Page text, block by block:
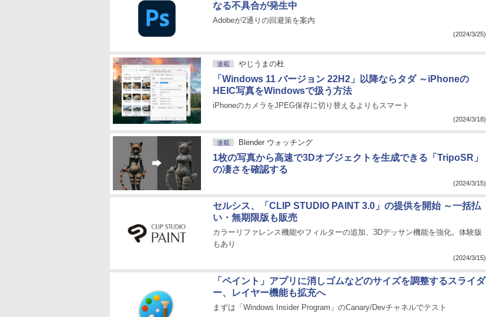
なる不具合が発生中
Adobeが2通りの回避策を案内
(2024/3/25)
連載 やじうまの杜
「Windows 11 バージョン 22H2」以降ならタダ ～iPhoneの
HEIC写真をWindowsで扱う方法
iPhoneのカメラをJPEG保存に切り替えるよりもスマート
(2024/3/18)
連載 Blender ウォッチング
1枚の写真から高速で3Dオブジェクトを生成できる「TripoSR」
の凄さを確認する
(2024/3/15)
セルシス、「CLIP STUDIO PAINT 3.0」の提供を開始 ～一括払
い・無期限版も販売
カラーリファレンス機能やフィルターの追加、3Dデッサン機能を強化。体験版
もあり
(2024/3/15)
「ペイント」アプリに消しゴムなどのサイズを調整するスライダ
ー、レイヤー機能も拡充へ
まずは「Windows Insider Program」のCanary/Devチャネルでテスト